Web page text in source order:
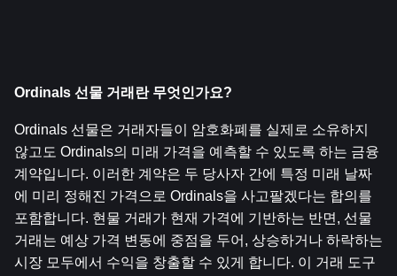
Ordinals 선물 거래란 무엇인가요?
Ordinals 선물은 거래자들이 암호화폐를 실제로 소유하지
않고도 Ordinals의 미래 가격을 예측할 수 있도록 하는 금융
계약입니다. 이러한 계약은 두 당사자 간에 특정 미래 날짜
에 미리 정해진 가격으로 Ordinals을 사고팔겠다는 합의를
포함합니다. 현물 거래가 현재 가격에 기반하는 반면, 선물
거래는 예상 가격 변동에 중점을 두어, 상승하거나 하락하는
시장 모두에서 수익을 창출할 수 있게 합니다. 이 거래 도구